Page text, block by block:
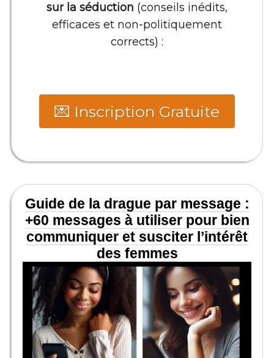
sur la séduction (conseils inédits,
efficaces et non-politiquement
corrects) :
💌 Inscription Gratuite
Guide de la drague par message :
+60 messages à utiliser pour bien
communiquer et susciter l’intérêt
des femmes